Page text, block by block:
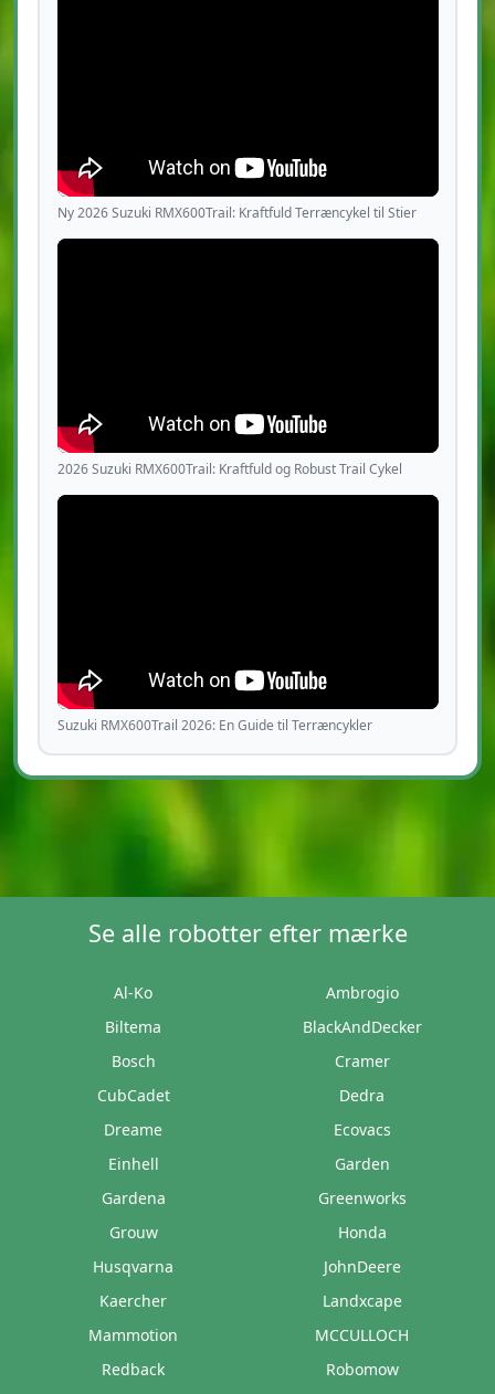
Ny 2026 Suzuki RMX600Trail: Kraftfuld Terræncykel til Stier
2026 Suzuki RMX600Trail: Kraftfuld og Robust Trail Cykel
Suzuki RMX600Trail 2026: En Guide til Terræncykler
Se alle robotter efter mærke
Al-Ko
Ambrogio
Biltema
BlackAndDecker
Bosch
Cramer
CubCadet
Dedra
Dreame
Ecovacs
Einhell
Garden
Gardena
Greenworks
Grouw
Honda
Husqvarna
JohnDeere
Kaercher
Landxcape
Mammotion
MCCULLOCH
Redback
Robomow